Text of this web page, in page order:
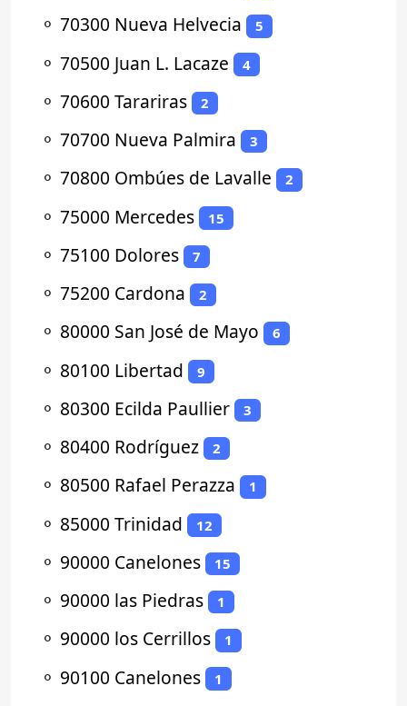
⚬ 70300 Nueva Helvecia 5
⚬ 70500 Juan L. Lacaze 4
⚬ 70600 Tarariras 2
⚬ 70700 Nueva Palmira 3
⚬ 70800 Ombúes de Lavalle 2
⚬ 75000 Mercedes 15
⚬ 75100 Dolores 7
⚬ 75200 Cardona 2
⚬ 80000 San José de Mayo 6
⚬ 80100 Libertad 9
⚬ 80300 Ecilda Paullier 3
⚬ 80400 Rodríguez 2
⚬ 80500 Rafael Perazza 1
⚬ 85000 Trinidad 12
⚬ 90000 Canelones 15
⚬ 90000 las Piedras 1
⚬ 90000 los Cerrillos 1
⚬ 90100 Canelones 1